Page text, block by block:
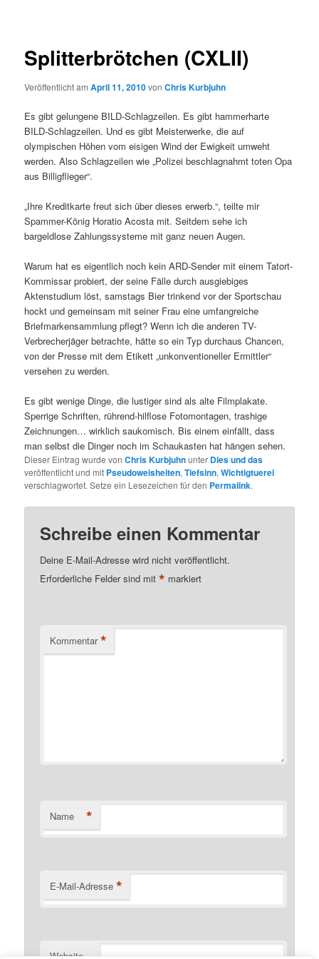
Splitterbrötchen (CXLII)
Veröffentlicht amApril 11, 2010vonChris Kurbjuhn
Es gibt gelungene BILD-Schlagzeilen. Es gibt hammerharte
BILD-Schlagzeilen. Und es gibt Meisterwerke, die auf
olympischen Höhen vom eisigen Wind der Ewigkeit umweht
werden. Also Schlagzeilen wie „Polizei beschlagnahmt toten Opa
aus Billigflieger“.
„Ihre Kreditkarte freut sich über dieses erwerb.“, teilte mir
Spammer-König Horatio Acosta mit. Seitdem sehe ich
bargeldlose Zahlungssysteme mit ganz neuen Augen.
Warum hat es eigentlich noch kein ARD-Sender mit einem Tatort-
Kommissar probiert, der seine Fälle durch ausgiebiges
Aktenstudium löst, samstags Bier trinkend vor der Sportschau
hockt und gemeinsam mit seiner Frau eine umfangreiche
Briefmarkensammlung pflegt? Wenn ich die anderen TV-
Verbrecherjäger betrachte, hätte so ein Typ durchaus Chancen,
von der Presse mit dem Etikett „unkonventioneller Ermittler“
versehen zu werden.
Es gibt wenige Dinge, die lustiger sind als alte Filmplakate.
Sperrige Schriften, rührend-hilflose Fotomontagen, trashige
Zeichnungen… wirklich saukomisch. Bis einem einfällt, dass
man selbst die Dinger noch im Schaukasten hat hängen sehen.
Dieser Eintrag wurde vonChris Kurbjuhnunter Dies und das
veröffentlicht und mit Pseudoweisheiten,Tiefsinn,Wichtigtuerei
verschlagwortet. Setze ein Lesezeichen für den Permalink.
Schreibe einen Kommentar
Deine E-Mail-Adresse wird nicht veröffentlicht.
Erforderliche Felder sind mit* markiert
Kommentar *
Name *
E-Mail-Adresse *
Website